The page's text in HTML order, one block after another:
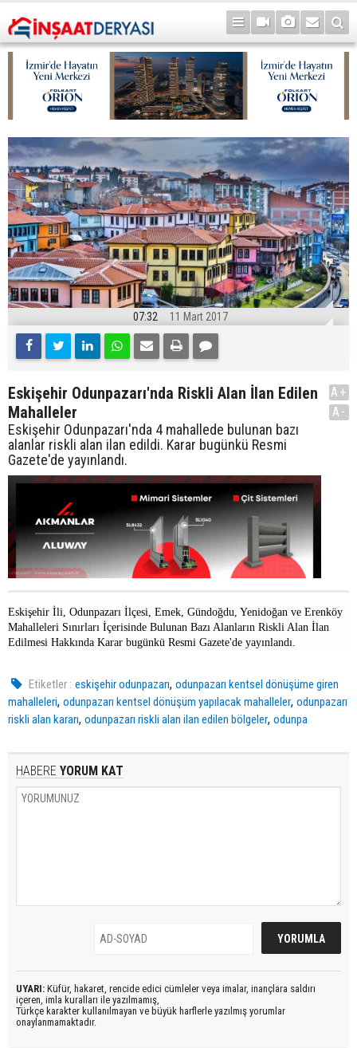
07:32 11 Mart 2017
Eskişehir Odunpazarı'nda Riskli Alan İlan Edilen
Mahalleler
Eskişehir Odunpazarı'nda 4 mahallede bulunan bazı
alanlar riskli alan ilan edildi. Karar bugünkü Resmi
Gazete'de yayınlandı.
A+
A-
Eskişehir İli, Odunpazarı İlçesi, Emek, Gündoğdu, Yenidoğan ve Erenköy
Mahalleleri Sınırları İçerisinde Bulunan Bazı Alanların Riskli Alan İlan
Edilmesi Hakkında Karar bugünkü Resmi Gazete'de yayınlandı.
Etiketler : eskişehir odunpazarı,odunpazarı kentsel dönüşüme giren
mahalleleri, odunpazarı kentsel dönüşüm yapılacak mahalleler, odunpazarı
riskli alan kararı, odunpazarı riskli alan ilan edilen bölgeler, odunpa
HABERE YORUM KAT
UYARI: Küfür, hakaret, rencide edici cümleler veya imalar, inançlara saldırı
içeren, imla kuralları ile yazılmamış,
Türkçe karakter kullanılmayan ve büyük harflerle yazılmış yorumlar
onaylanmamaktadır.